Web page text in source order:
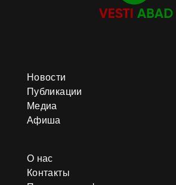
Новости
Публикации
Медиа
Афиша
О нас
Контакты